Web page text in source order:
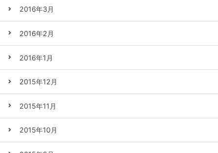
2016年3月
2016年2月
2016年1月
2015年12月
2015年11月
2015年10月